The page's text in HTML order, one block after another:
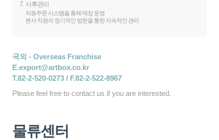
7. 사후관리
자동주문 시스템을 통해 매장 운영
본사 직원의 정기적인 방문을 통한 지속적인 관리
국외 - Overseas Franchise
E.export@artbox.co.kr
T.82-2-520-0273 / F.82-2-522-8967
Please feel free to contact us if you are interested.
물류센터